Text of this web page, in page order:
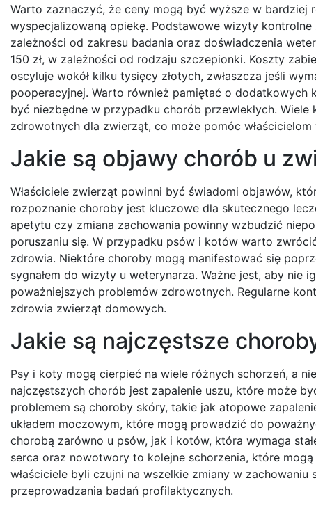
Warto zaznaczyć, że ceny mogą być wyższe w
wyspecjalizowaną opiekę. Podstawowe wizyty
zależności od zakresu badania oraz doświadczenia
150 zł, w zależności od rodzaju szczepionki. Koszty
oscyluje wokół kilku tysięcy złotych, zwłaszcza jeśli
pooperacyjnej. Warto również pamiętać o
być niezbędne w przypadku chorób przewlekłych.
zdrowotnych dla zwierząt, co może pomóc
Jakie są objawy chorób u
Właściciele zwierząt powinni być świadomi objawów,
rozpoznanie choroby jest kluczowe dla skutecznego
apetytu czy zmiana zachowania powinny wzbudzić
poruszaniu się. W przypadku psów i kotów warto
zdrowia. Niektóre choroby mogą manifestować się
sygnałem do wizyty u weterynarza. Ważne jest, aby
poważniejszych problemów zdrowotnych. Regularne
zdrowia zwierząt domowych.
Jakie są najczęstsze
Psy i koty mogą cierpieć na wiele różnych schorzeń, a
najczęstszych chorób jest zapalenie uszu, które może
problemem są choroby skóry, takie jak atopowe
układem moczowym, które mogą prowadzić do
chorobą zarówno u psów, jak i kotów, która wymaga
serca oraz nowotwory to kolejne schorzenia, które
właściciele byli czujni na wszelkie zmiany w
przeprowadzania badań profilaktycznych.